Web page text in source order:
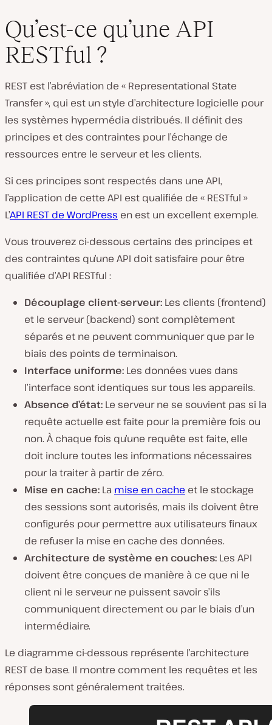
Qu’est-ce qu’une API
RESTful ?
REST est l’abréviation de « Representational State
Transfer », qui est un style d’architecture logicielle pour
les systèmes hypermédia distribués. Il définit des
principes et des contraintes pour l’échange de
ressources entre le serveur et les clients.
Si ces principes sont respectés dans une API,
l’application de cette API est qualifiée de « RESTful »
L’API REST de WordPress en est un excellent exemple.
Vous trouverez ci-dessous certains des principes et
des contraintes qu’une API doit satisfaire pour être
qualifiée d’API RESTful :
Découplage client-serveur: Les clients (frontend)
et le serveur (backend) sont complètement
séparés et ne peuvent communiquer que par le
biais des points de terminaison.
Interface uniforme: Les données vues dans
l’interface sont identiques sur tous les appareils.
Absence d’état: Le serveur ne se souvient pas si la
requête actuelle est faite pour la première fois ou
non. À chaque fois qu’une requête est faite, elle
doit inclure toutes les informations nécessaires
pour la traiter à partir de zéro.
Mise en cache: La mise en cache et le stockage
des sessions sont autorisés, mais ils doivent être
configurés pour permettre aux utilisateurs finaux
de refuser la mise en cache des données.
Architecture de système en couches: Les API
doivent être conçues de manière à ce que ni le
client ni le serveur ne puissent savoir s’ils
communiquent directement ou par le biais d’un
intermédiaire.
Le diagramme ci-dessous représente l’architecture
REST de base. Il montre comment les requêtes et les
réponses sont généralement traitées.